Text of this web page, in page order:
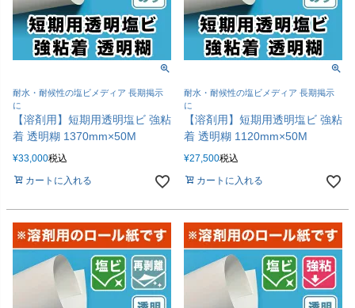
耐水・耐候性の塩ビメディア 長期掲示
に
【溶剤用】短期用透明塩ビ 強粘
着 透明糊 1370mm×50M
¥33,000税込
カートに入れる
耐水・耐候性の塩ビメディア 長期掲示
に
【溶剤用】短期用透明塩ビ 強粘
着 透明糊 1120mm×50M
¥27,500税込
カートに入れる